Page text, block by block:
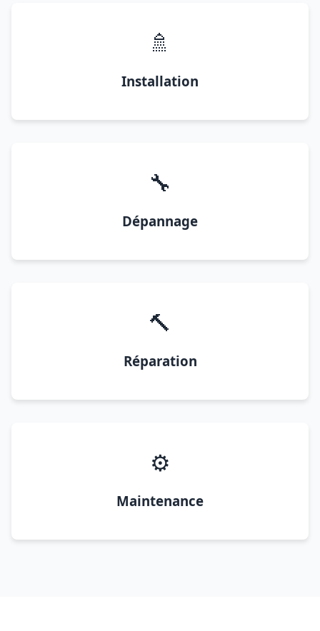
🚿
Installation
🔧
Dépannage
🔨
Réparation
⚙️
Maintenance